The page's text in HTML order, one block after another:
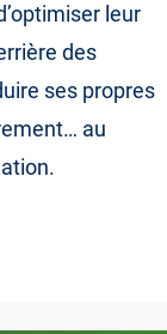
leur
des
ses propres
au